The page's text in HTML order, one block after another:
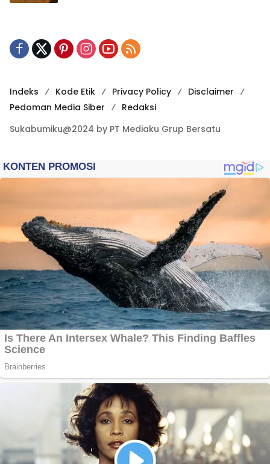
Indeks Kode Etik Privacy Policy
Disclaimer
Pedoman Media Siber
Redaksi
Sukabumiku@2024 by PT Mediaku Grup Bersatu